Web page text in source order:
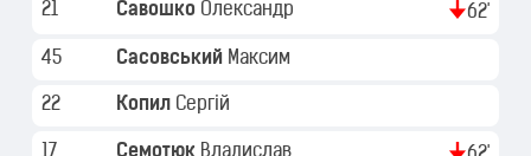
21 Савошко Олександр 62'
45 Сасовський Максим
22 Копил Сергій